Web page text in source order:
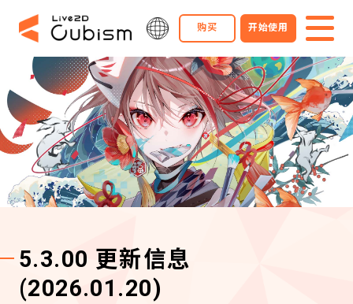
购买 开始使用
5.3.00 更新信息
(2026.01.20)